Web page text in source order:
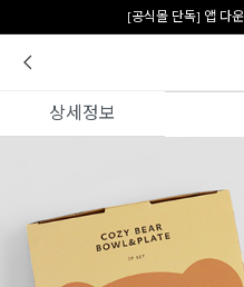
카카오 플친 추가하
상세정보